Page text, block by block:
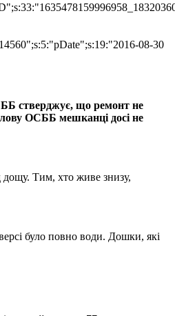
08-30
стверджує, що ремонт не
ОСББ мешканці досі не
дощу. Тим, хто живе знизу,
було повно води. Дошки, які